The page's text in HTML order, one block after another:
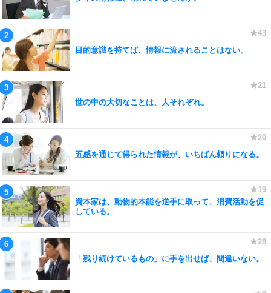
目的意識を持てば、情報に流されることはない。
世の中の大切なことは、人それぞれ。
五感を通じて得られた情報が、いちばん頼りになる。
資本家は、動物的本能を逆手に取って、消費活動を促
している。
「残り続けているもの」に手を出せば、間違いない。